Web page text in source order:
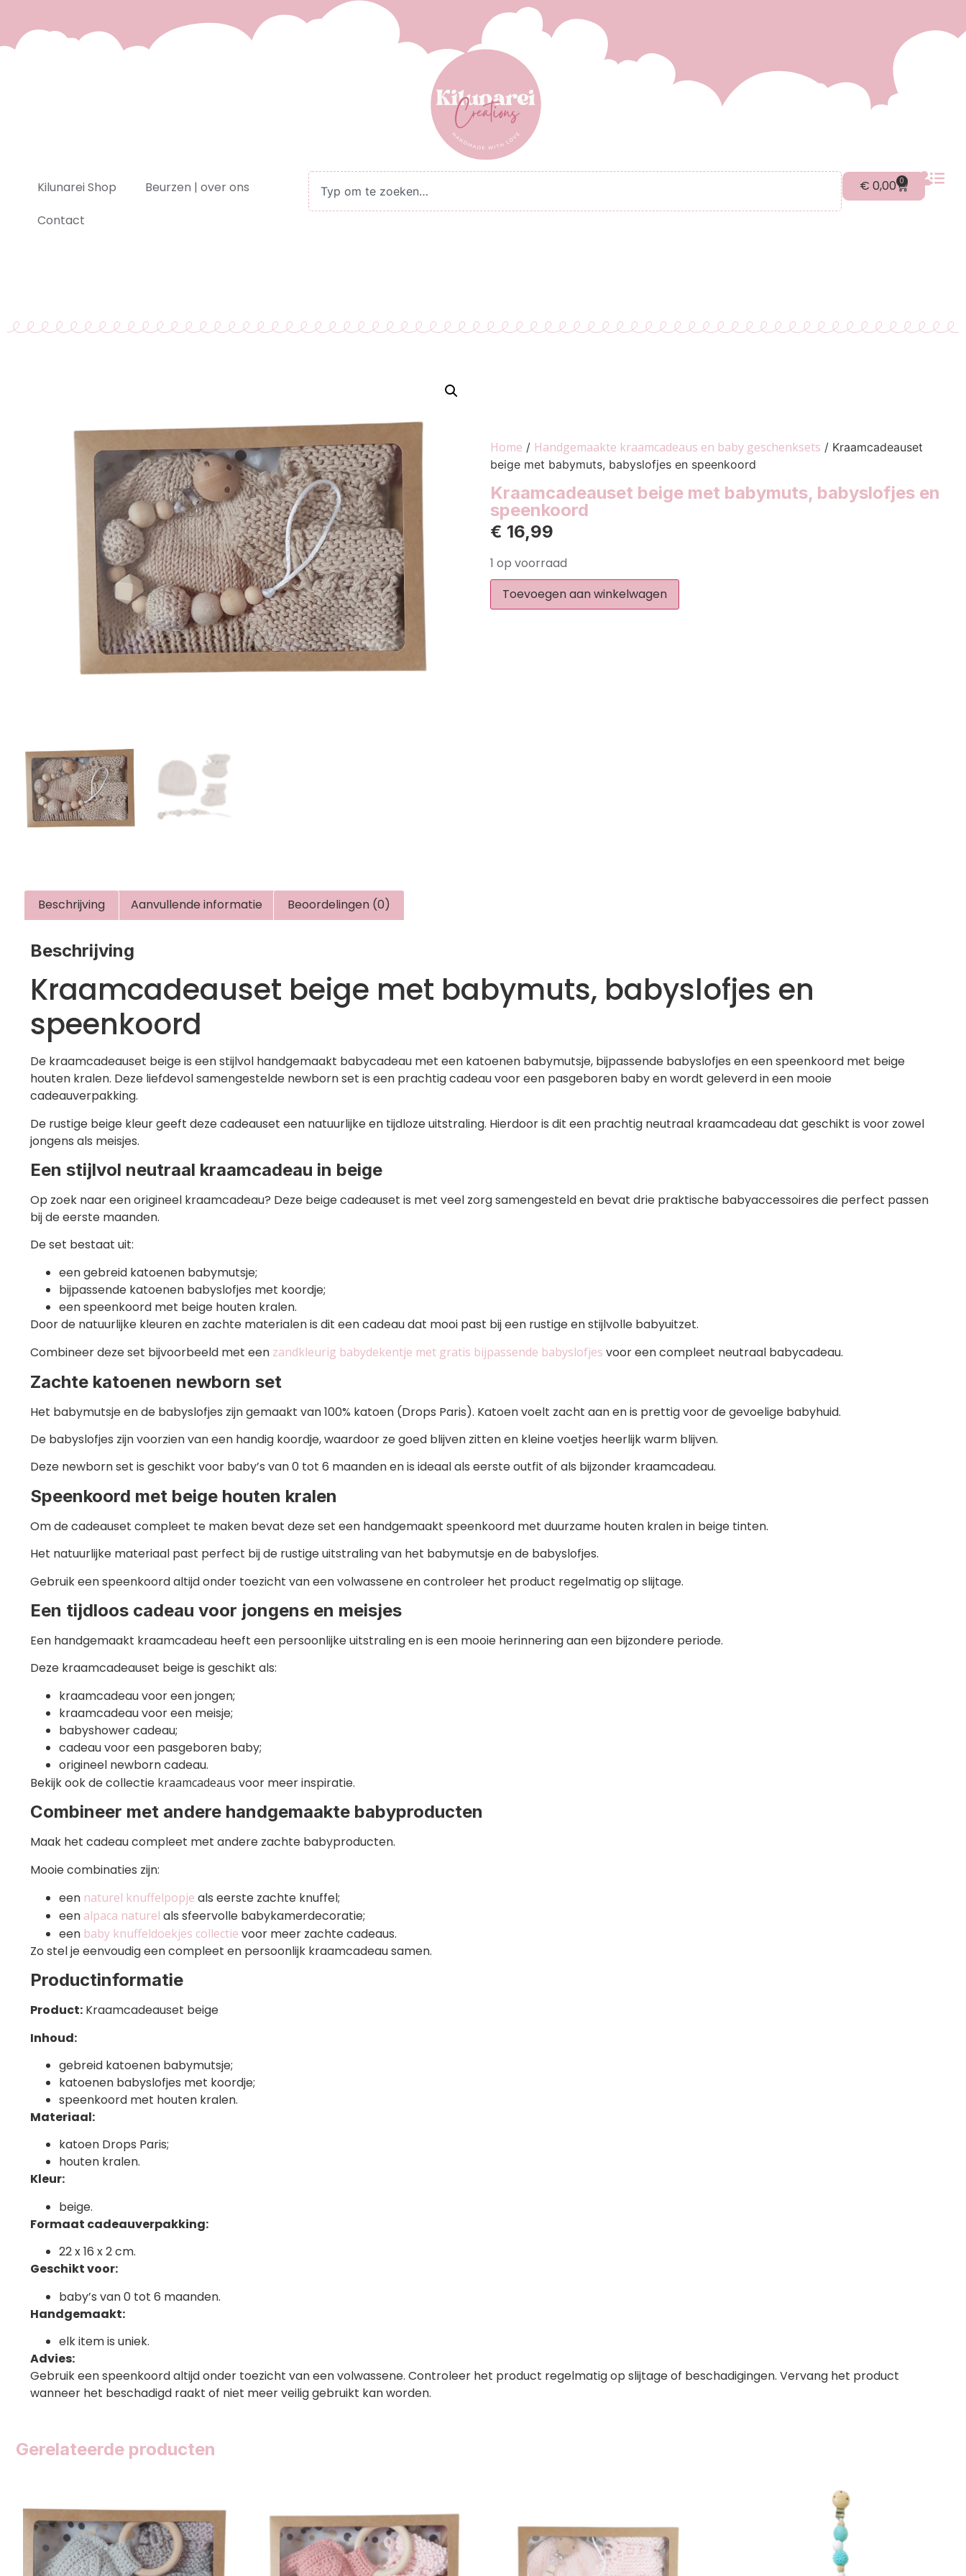
Kilunarei Shop
Beurzen | over ons
Contact
€ 0,00 0
Home / Handgemaakte kraamcadeaus en baby geschenksets / Kraamcadeauset
beige met babymuts, babyslofjes en speenkoord
Kraamcadeauset beige met babymuts, babyslofjes en
speenkoord
€ 16,99
1 op voorraad
Toevoegen aan winkelwagen
Beschrijving Aanvullende informatie Beoordelingen (0)
Beschrijving
Kraamcadeauset beige met babymuts, babyslofjes en
speenkoord
De kraamcadeauset beige is een stijlvol handgemaakt babycadeau met een katoenen babymutsje, bijpassende babyslofjes en een speenkoord met beige
houten kralen. Deze liefdevol samengestelde newborn set is een prachtig cadeau voor een pasgeboren baby en wordt geleverd in een mooie
cadeauverpakking.
De rustige beige kleur geeft deze cadeauset een natuurlijke en tijdloze uitstraling. Hierdoor is dit een prachtig neutraal kraamcadeau dat geschikt is voor zowel
jongens als meisjes.
Een stijlvol neutraal kraamcadeau in beige
Op zoek naar een origineel kraamcadeau? Deze beige cadeauset is met veel zorg samengesteld en bevat drie praktische babyaccessoires die perfect passen
bij de eerste maanden.
De set bestaat uit:
een gebreid katoenen babymutsje;
bijpassende katoenen babyslofjes met koordje;
een speenkoord met beige houten kralen.
Door de natuurlijke kleuren en zachte materialen is dit een cadeau dat mooi past bij een rustige en stijlvolle babyuitzet.
Combineer deze set bijvoorbeeld met een zandkleurig babydekentje met gratis bijpassende babyslofjes voor een compleet neutraal babycadeau.
Zachte katoenen newborn set
Het babymutsje en de babyslofjes zijn gemaakt van 100% katoen (Drops Paris). Katoen voelt zacht aan en is prettig voor de gevoelige babyhuid.
De babyslofjes zijn voorzien van een handig koordje, waardoor ze goed blijven zitten en kleine voetjes heerlijk warm blijven.
Deze newborn set is geschikt voor baby’s van 0 tot 6 maanden en is ideaal als eerste outfit of als bijzonder kraamcadeau.
Speenkoord met beige houten kralen
Om de cadeauset compleet te maken bevat deze set een handgemaakt speenkoord met duurzame houten kralen in beige tinten.
Het natuurlijke materiaal past perfect bij de rustige uitstraling van het babymutsje en de babyslofjes.
Gebruik een speenkoord altijd onder toezicht van een volwassene en controleer het product regelmatig op slijtage.
Een tijdloos cadeau voor jongens en meisjes
Een handgemaakt kraamcadeau heeft een persoonlijke uitstraling en is een mooie herinnering aan een bijzondere periode.
Deze kraamcadeauset beige is geschikt als:
kraamcadeau voor een jongen;
kraamcadeau voor een meisje;
babyshower cadeau;
cadeau voor een pasgeboren baby;
origineel newborn cadeau.
Bekijk ook de collectie kraamcadeaus voor meer inspiratie.
Combineer met andere handgemaakte babyproducten
Maak het cadeau compleet met andere zachte babyproducten.
Mooie combinaties zijn:
een naturel knuffelpopje als eerste zachte knuffel;
een alpaca naturel als sfeervolle babykamerdecoratie;
een baby knuffeldoekjes collectie voor meer zachte cadeaus.
Zo stel je eenvoudig een compleet en persoonlijk kraamcadeau samen.
Productinformatie
Product: Kraamcadeauset beige
Inhoud:
gebreid katoenen babymutsje;
katoenen babyslofjes met koordje;
speenkoord met houten kralen.
Materiaal:
katoen Drops Paris;
houten kralen.
Kleur:
beige.
Formaat cadeauverpakking:
22 x 16 x 2 cm.
Geschikt voor:
baby’s van 0 tot 6 maanden.
Handgemaakt:
elk item is uniek.
Advies:
Gebruik een speenkoord altijd onder toezicht van een volwassene. Controleer het product regelmatig op slijtage of beschadigingen. Vervang het product
wanneer het beschadigd raakt of niet meer veilig gebruikt kan worden.
Gerelateerde producten